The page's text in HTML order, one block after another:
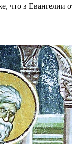
что в